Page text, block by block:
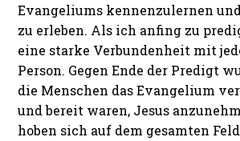
Evangeliums kennenzulernen
zu erleben. Als ich anfing zu
eine starke Verbundenheit mit
Person. Gegen Ende der Predigt
die Menschen das Evangelium
und bereit waren, Jesus
hoben sich auf dem gesamten